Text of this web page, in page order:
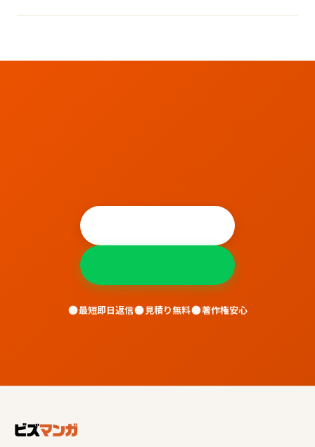
最短即日返信 見積り無料 著作権安心